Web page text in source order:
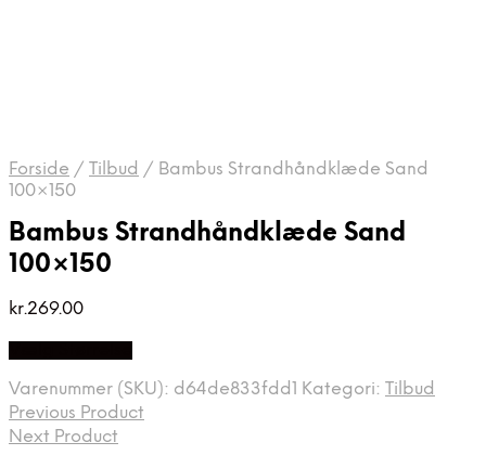
Forside / Tilbud / Bambus Strandhåndklæde Sand
100×150
Bambus Strandhåndklæde Sand
100×150
kr.269.00
Varenummer (SKU): d64de833fdd1 Kategori: Tilbud
Previous Product
Next Product